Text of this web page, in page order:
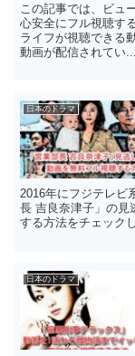
この記事では、ビュ
心安全にフル視聴す
ライフが視聴できる
動画が配信されてい...
日本のドラマ
2016年にフジテレビ
長 吉良奈津子」の見
する方法をチェック
日本のドラマ